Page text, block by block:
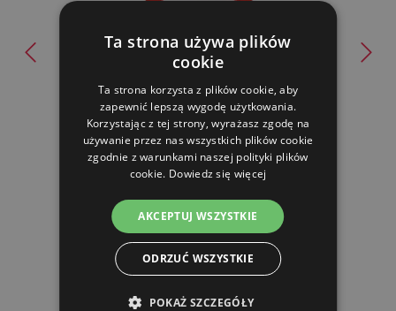
Poidło bagnetowe dla drobiu - 6 l
37.01 zl
19.79 zl
OCZEKUJEMY: 31.10.
DO KOSZYKA
Ta strona używa plików
cookie
Ta strona korzysta z plików cookie, aby
zapewnić lepszą wygodę użytkowania.
Korzystając z tej strony, wyrażasz zgodę na
używanie przez nas wszystkich plików cookie
zgodnie z warunkami naszej polityki plików
cookie. Dowiedz się więcej
AKCEPTUJ WSZYSTKIE
ODRZUĆ WSZYSTKIE
POKAŻ SZCZEGÓŁY